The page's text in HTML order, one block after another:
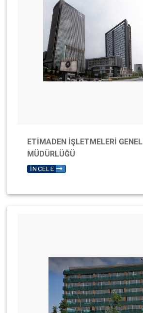
ETİMADEN İŞLETMELERİ GENEL
MÜDÜRLÜĞÜ
İNCELE